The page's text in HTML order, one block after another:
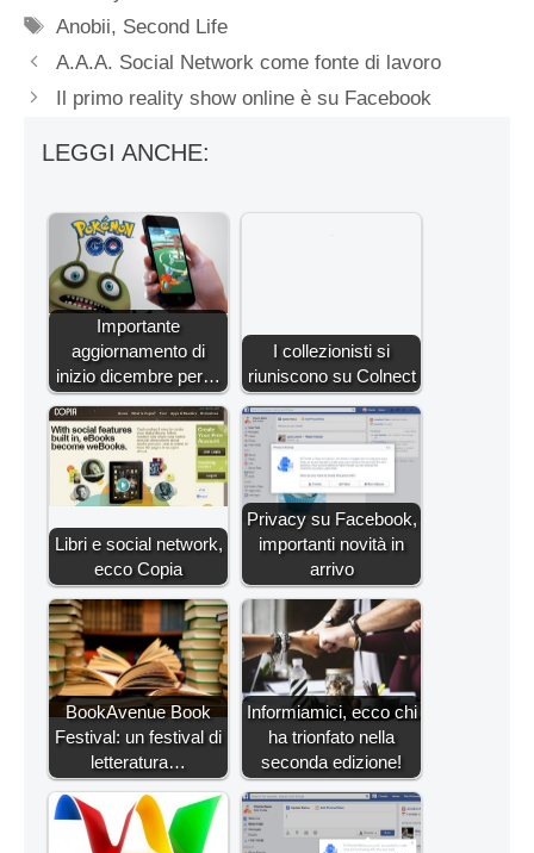
Tag
Anobii, Second Life
A.A.A. Social Network come fonte di lavoro
Il primo reality show online è su Facebook
LEGGI ANCHE:
Importante
aggiornamento di
inizio dicembre per…
I collezionisti si
riuniscono su Colnect
Libri e social network,
ecco Copia
Privacy su Facebook,
importanti novità in
arrivo
BookAvenue Book
Festival: un festival di
letteratura…
Informiamici, ecco chi
ha trionfato nella
seconda edizione!